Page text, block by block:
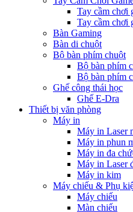
Tay cầm chơi
Tay cầm chơi
Bàn Gaming
Bàn di chuột
Bộ bàn phím chuột
Bộ bàn phím
Bộ bàn phím
Ghế công thái học
Ghế E-Dra
Thiết bị văn phòng
Máy in
Máy in Laser
Máy in phun
Máy in đa
Máy in Laser
Máy in kim
Máy chiếu & Phụ
Máy chiếu
Màn chiếu